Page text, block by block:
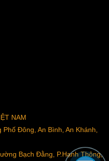
NAM
Đông, An Bình, An Khánh,
Bạch Đằng, P.Hạnh Thông,